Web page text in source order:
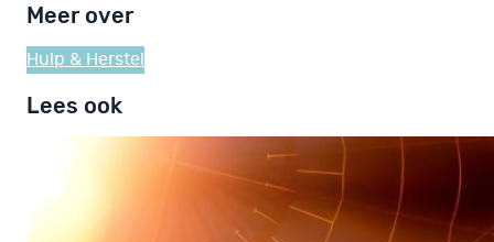
Meer over
Hulp & Herstel
Lees ook